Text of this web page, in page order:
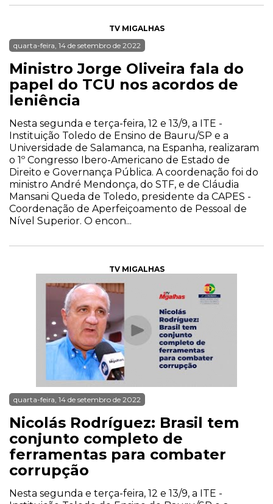
TV MIGALHAS
quarta-feira, 14 de setembro de 2022
Ministro Jorge Oliveira fala do
papel do TCU nos acordos de
leniência
Nesta segunda e terça-feira, 12 e 13/9, a ITE -
Instituição Toledo de Ensino de Bauru/SP e a
Universidade de Salamanca, na Espanha, realizaram
o 1º Congresso Ibero-Americano de Estado de
Direito e Governança Pública. A coordenação foi do
ministro André Mendonça, do STF, e de Cláudia
Mansani Queda de Toledo, presidente da CAPES -
Coordenação de Aperfeiçoamento de Pessoal de
Nível Superior. O encon...
TV MIGALHAS
quarta-feira, 14 de setembro de 2022
Nicolás Rodríguez: Brasil tem
conjunto completo de
ferramentas para combater
corrupção
Nesta segunda e terça-feira, 12 e 13/9, a ITE -